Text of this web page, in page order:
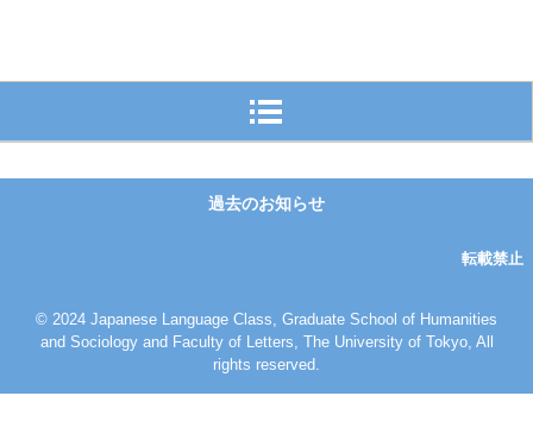
過去のお知らせ
転載禁止
© 2024 Japanese Language Class, Graduate School of Humanities
and Sociology and Faculty of Letters, The University of Tokyo, All
rights reserved.